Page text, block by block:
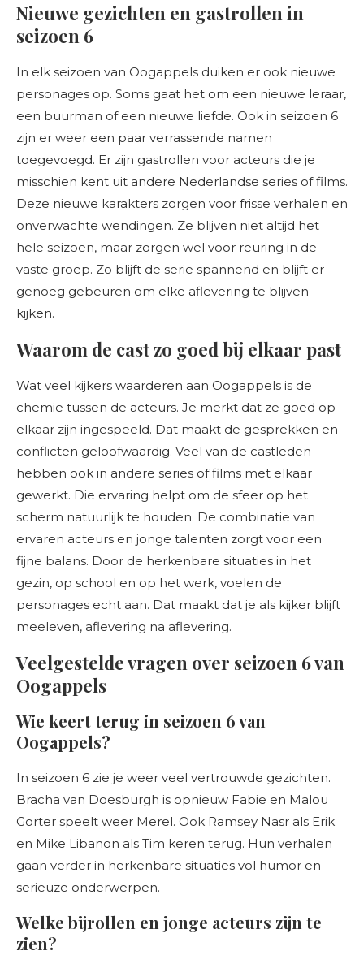
Nieuwe gezichten en gastrollen in
seizoen 6
In elk seizoen van Oogappels duiken er ook nieuwe
personages op. Soms gaat het om een nieuwe leraar,
een buurman of een nieuwe liefde. Ook in seizoen 6
zijn er weer een paar verrassende namen
toegevoegd. Er zijn gastrollen voor acteurs die je
misschien kent uit andere Nederlandse series of films.
Deze nieuwe karakters zorgen voor frisse verhalen en
onverwachte wendingen. Ze blijven niet altijd het
hele seizoen, maar zorgen wel voor reuring in de
vaste groep. Zo blijft de serie spannend en blijft er
genoeg gebeuren om elke aflevering te blijven
kijken.
Waarom de cast zo goed bij elkaar past
Wat veel kijkers waarderen aan Oogappels is de
chemie tussen de acteurs. Je merkt dat ze goed op
elkaar zijn ingespeeld. Dat maakt de gesprekken en
conflicten geloofwaardig. Veel van de castleden
hebben ook in andere series of films met elkaar
gewerkt. Die ervaring helpt om de sfeer op het
scherm natuurlijk te houden. De combinatie van
ervaren acteurs en jonge talenten zorgt voor een
fijne balans. Door de herkenbare situaties in het
gezin, op school en op het werk, voelen de
personages echt aan. Dat maakt dat je als kijker blijft
meeleven, aflevering na aflevering.
Veelgestelde vragen over seizoen 6 van
Oogappels
Wie keert terug in seizoen 6 van
Oogappels?
In seizoen 6 zie je weer veel vertrouwde gezichten.
Bracha van Doesburgh is opnieuw Fabie en Malou
Gorter speelt weer Merel. Ook Ramsey Nasr als Erik
en Mike Libanon als Tim keren terug. Hun verhalen
gaan verder in herkenbare situaties vol humor en
serieuze onderwerpen.
Welke bijrollen en jonge acteurs zijn te
zien?